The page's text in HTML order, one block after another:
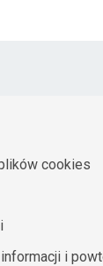
cookies
i